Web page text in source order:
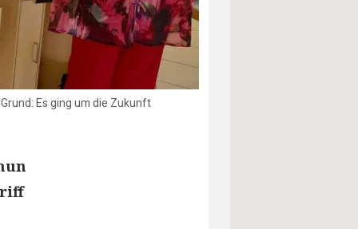
Es ging um die Zukunft